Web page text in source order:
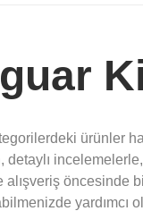
ürünler
detaylı
alışveriş öncesinde
yardımcı